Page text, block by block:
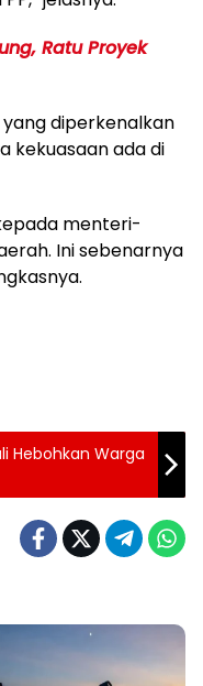
Ratu Proyek
diperkenalkan
kekuasaan ada di
menteri-
Ini sebenarnya
Hebohkan Warga